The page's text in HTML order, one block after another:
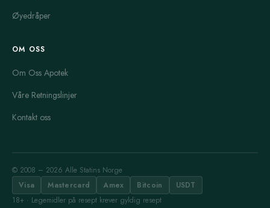
Øyedråper
OM OSS
Om Oss Apotek
Våre Retningslinjer
Kontakt oss
© 2008 – 2026 Alle Statins Norge
Visa
Mastercard Amex Bitcoin
USDT
18+ · Legemidler på resept krever gyldig resept